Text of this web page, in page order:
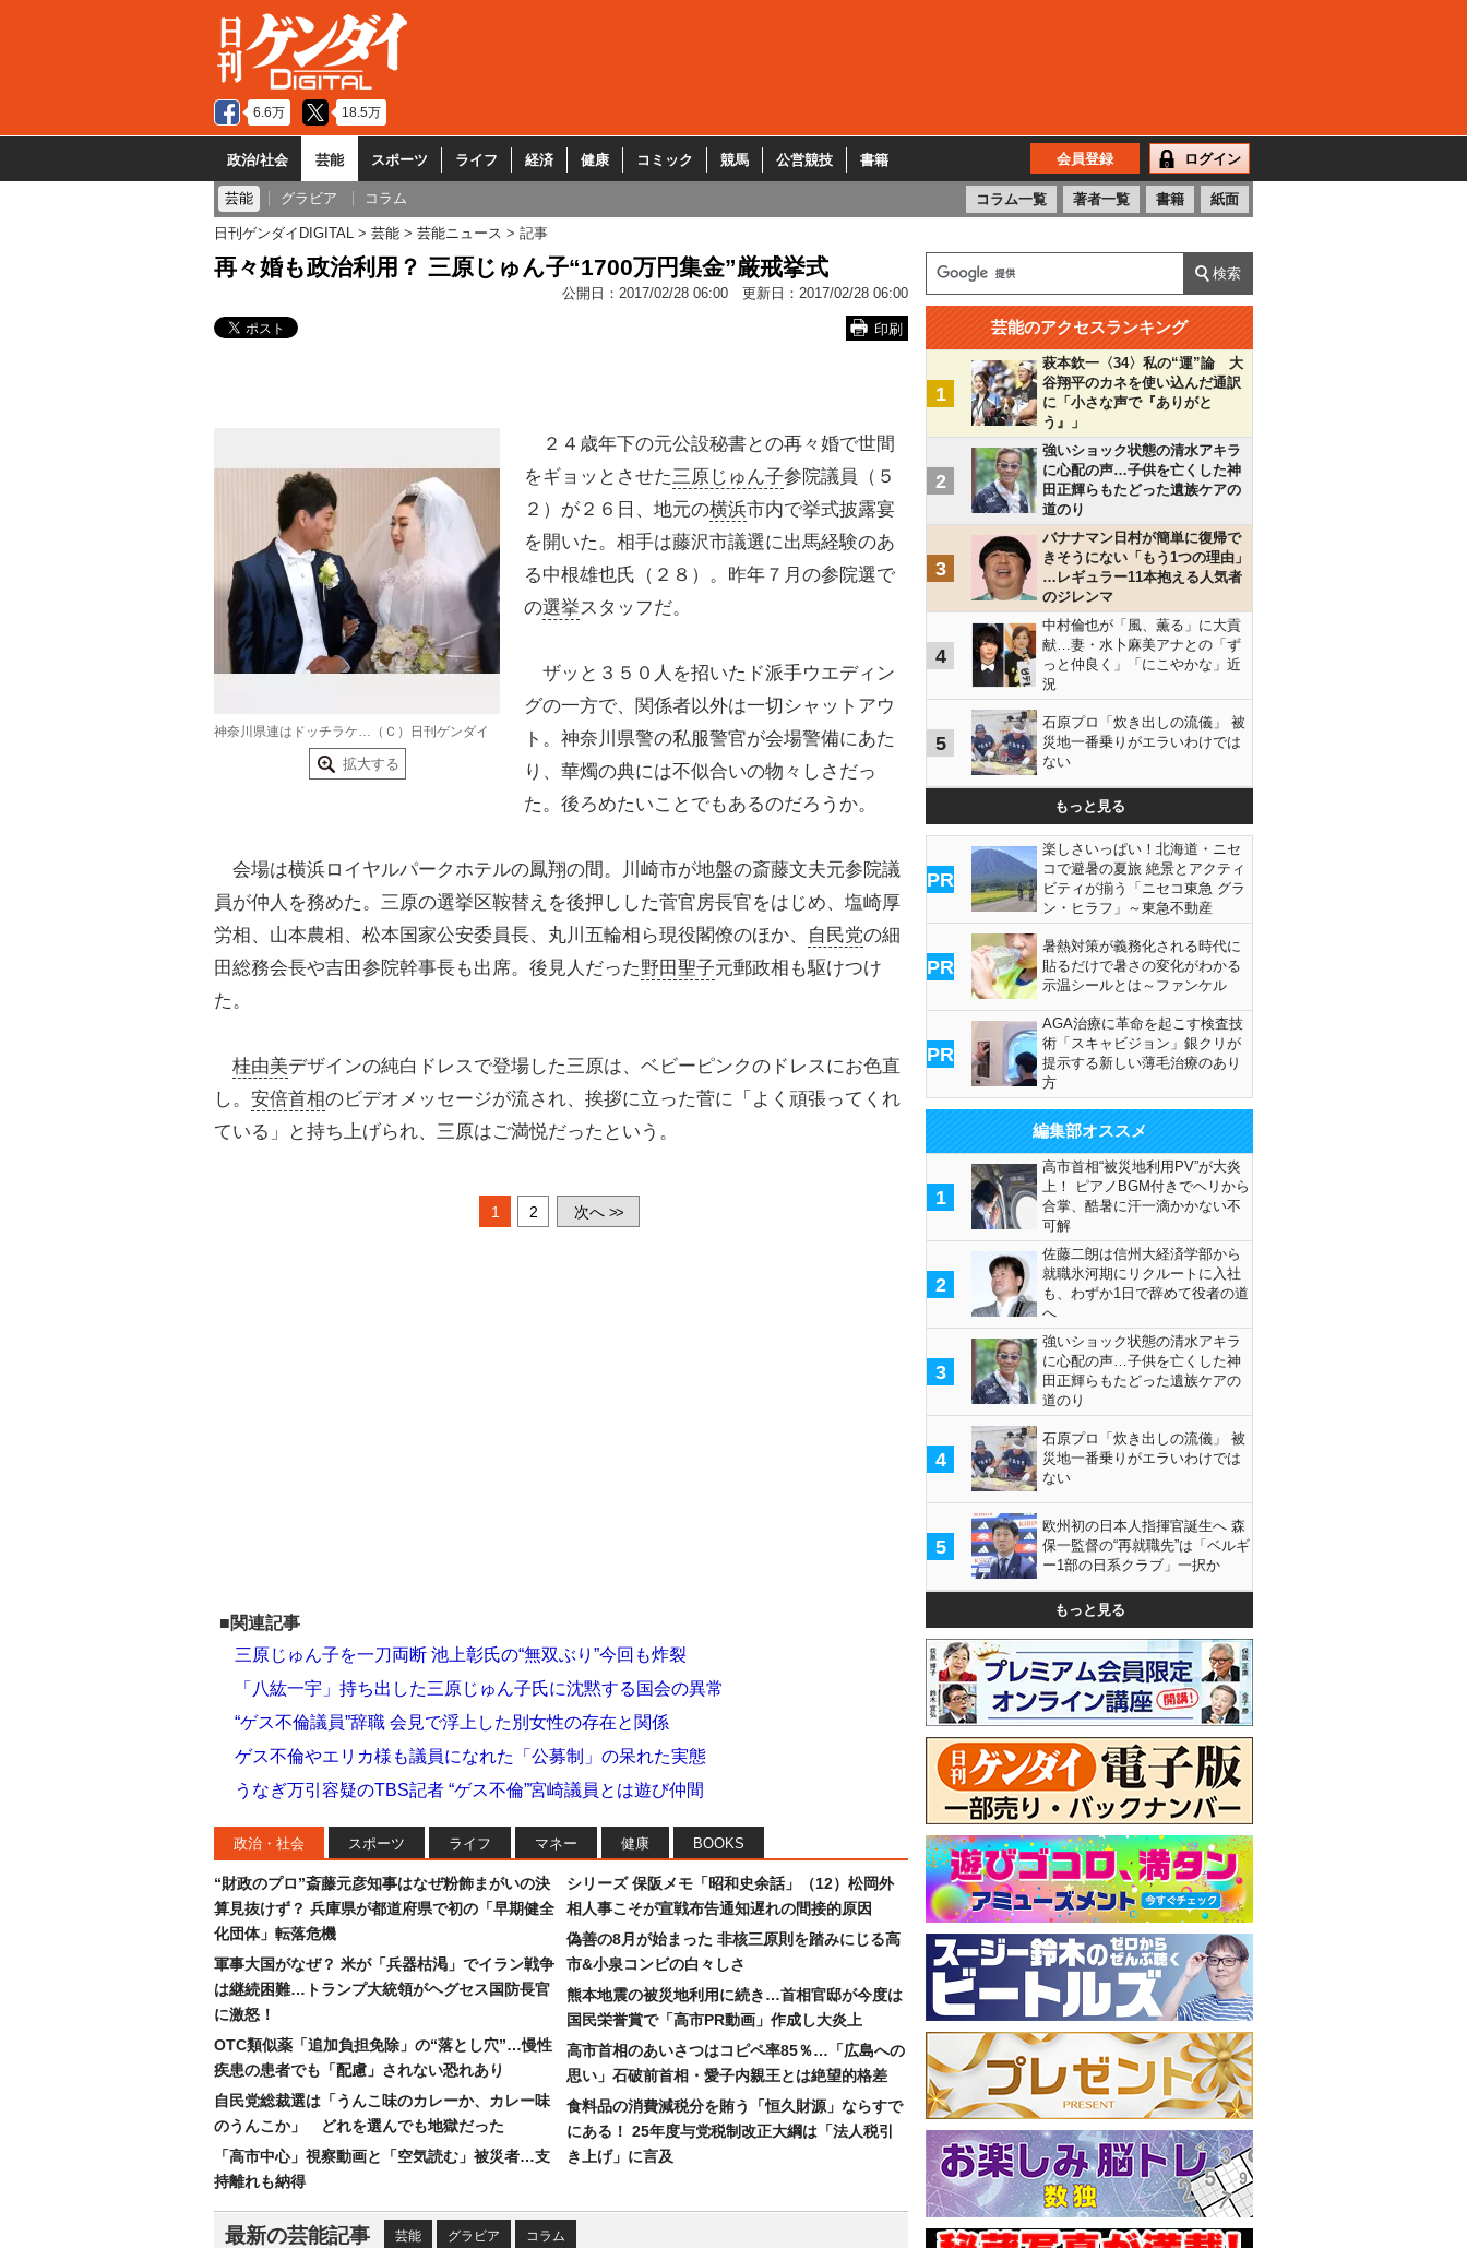
6.6万 18.5万
政治/社会 芸能 スポーツ ライフ 経済 健康 コミック 競馬 公営競技 書籍 会員登録 ログイン
芸能 グラビア コラム コラム一覧 著者一覧 書籍 紙面
日刊ゲンダイDIGITAL 芸能 芸能ニュース 記事
再々婚も政治利用？ 三原じゅん子“1700万円集金”厳戒挙式
公開日： 2017/02/28 06:00 更新日： 2017/02/28 06:00
印刷
神奈川県連はドッチラケ…（Ｃ）日刊ゲンダイ
拡大する
２４歳年下の元公設秘書との再々婚で世間
をギョッとさせた三原じゅん子参院議員（５
２）が２６日、地元の横浜市内で挙式披露宴
を開いた。相手は藤沢市議選に出馬経験のあ
る中根雄也氏（２８）。昨年７月の参院選で
の選挙スタッフだ。
ザッと３５０人を招いたド派手ウエディン
グの一方で、関係者以外は一切シャットアウ
ト。神奈川県警の私服警官が会場警備にあた
り、華燭の典には不似合いの物々しさだっ
た。後ろめたいことでもあるのだろうか。
会場は横浜ロイヤルパークホテルの鳳翔の間。川崎市が地盤の斎藤文夫元参院議
員が仲人を務めた。三原の選挙区鞍替えを後押しした菅官房長官をはじめ、塩崎厚
労相、山本農相、松本国家公安委員長、丸川五輪相ら現役閣僚のほか、
自民党の細
田総務会長や吉田参院幹事長も出席。後見人だった野田聖子元郵政相も駆けつけ
た。
桂由美デザインの純白ドレスで登場した三原は、ベビーピンクのドレスにお色直
し。 安倍首相のビデオメッセージが流され、挨拶に立った菅に「よく頑張ってくれ
ている」と持ち上げられ、三原はご満悦だったという。
1 2 次へ >>
■関連記事
三原じゅん子を一刀両断 池上彰氏の“無双ぶり”今回も炸裂
「八紘一宇」持ち出した三原じゅん子氏に沈黙する国会の異常
“ゲス不倫議員”辞職 会見で浮上した別女性の存在と関係
ゲス不倫やエリカ様も議員になれた「公募制」の呆れた実態
うなぎ万引容疑のTBS記者 “ゲス不倫”宮崎議員とは遊び仲間
政治・社会 スポーツ ライフ マネー 健康 BOOKS
“財政のプロ”斎藤元彦知事はなぜ粉飾まがいの決
算見抜けず？ 兵庫県が都道府県で初の「早期健全
化団体」転落危機
軍事大国がなぜ？ 米が「兵器枯渇」でイラン戦争
は継続困難…トランプ大統領がヘグセス国防長官
に激怒！
OTC類似薬「追加負担免除」の“落とし穴”…慢性
疾患の患者でも「配慮」されない恐れあり
自民党総裁選は「うんこ味のカレーか、カレー味
のうんこか」 どれを選んでも地獄だった
「高市中心」視察動画と「空気読む」被災者…支
持離れも納得
シリーズ 保阪メモ「昭和史余話」（12）松岡外
相人事こそが宣戦布告通知遅れの間接的原因
偽善の8月が始まった 非核三原則を踏みにじる高
市&小泉コンビの白々しさ
熊本地震の被災地利用に続き…首相官邸が今度は
国民栄誉賞で「高市PR動画」作成し大炎上
高市首相のあいさつはコピペ率85％…「広島への
思い」石破前首相・愛子内親王とは絶望的格差
食料品の消費減税分を賄う「恒久財源」ならすで
にある！ 25年度与党税制改正大綱は「法人税引
き上げ」に言及
最新の芸能記事 芸能 グラビア コラム
芸能のアクセスランキング
1
萩本欽一〈34〉私の“運”論 大
谷翔平のカネを使い込んだ通訳
に「小さな声で『ありがと
う』」
2
強いショック状態の清水アキラ
に心配の声…子供を亡くした神
田正輝らもたどった遺族ケアの
道のり
3
バナナマン日村が簡単に復帰で
きそうにない「もう1つの理由」
…レギュラー11本抱える人気者
のジレンマ
4
中村倫也が「風、薫る」に大貢
献…妻・水卜麻美アナとの「ず
っと仲良く」「にこやかな」近
況
5
石原プロ「炊き出しの流儀」 被
災地一番乗りがエラいわけでは
ない
もっと見る
PR
楽しさいっぱい！北海道・ニセ
コで避暑の夏旅 絶景とアクティ
ビティが揃う「ニセコ東急 グラ
ン・ヒラフ」～東急不動産
PR
暑熱対策が義務化される時代に
貼るだけで暑さの変化がわかる
示温シールとは～ファンケル
PR
AGA治療に革命を起こす検査技
術「スキャビジョン」銀クリが
提示する新しい薄毛治療のあり
方
編集部オススメ
1
高市首相“被災地利用PV”が大炎
上！ ピアノBGM付きでヘリから
合掌、酷暑に汗一滴かかない不
可解
2
佐藤二朗は信州大経済学部から
就職氷河期にリクルートに入社
も、わずか1日で辞めて役者の道
へ
3
強いショック状態の清水アキラ
に心配の声…子供を亡くした神
田正輝らもたどった遺族ケアの
道のり
4
石原プロ「炊き出しの流儀」 被
災地一番乗りがエラいわけでは
ない
5
欧州初の日本人指揮官誕生へ 森
保一監督の“再就職先”は「ベルギ
ー1部の日系クラブ」一択か
もっと見る